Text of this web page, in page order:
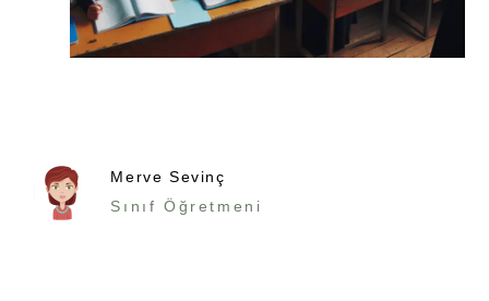
Merve Sevinç
Sınıf Öğretmeni